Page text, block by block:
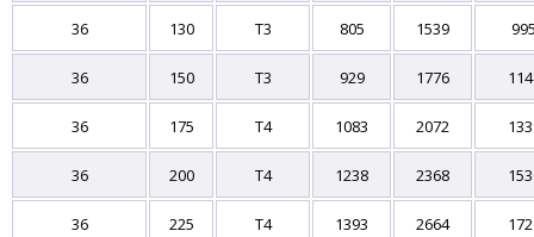
36 130 T3 805 1539
36 150 T3 929 1776
36 175 T4 1083 2072
36 200 T4 1238 2368
36 225 T4 1393 2664